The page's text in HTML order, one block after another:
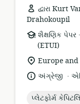
દ્વારા Kurt
Drahokoupil
સંસાધન
બંધારણ:
શૈક્ષણિક પેપર .
(ETUI)
સુસંગતતા
સ્થાન:
Europe
ભાષા:અંગ્રેજી .
topic:
પ્લેટફોર્મ